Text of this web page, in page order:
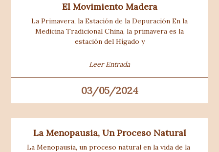
El Movimiento Madera
La Primavera, la Estación de la Depuración En la
Medicina Tradicional China, la primavera es la
estación del Hígado y
Leer Entrada
03/05/2024
La Menopausia, Un Proceso Natural
La Menopausia, un proceso natural en la vida de la